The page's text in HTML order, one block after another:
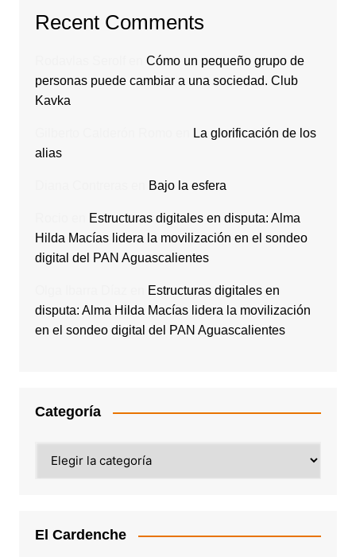
Recent Comments
Cómo un pequeño grupo de
personas puede cambiar a una sociedad. Club
Kavka
La glorificación de los
alias
Bajo la esfera
Estructuras digitales en disputa: Alma
Hilda Macías lidera la movilización en el sondeo
digital del PAN Aguascalientes
Estructuras digitales en
disputa: Alma Hilda Macías lidera la movilización
en el sondeo digital del PAN Aguascalientes
Categoría
El Cardenche